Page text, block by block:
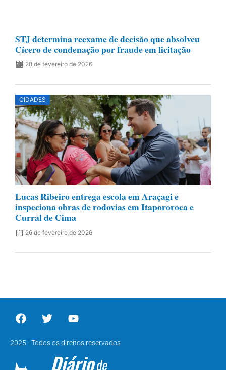
STJ determina reexame de decisão que absolveu
Cícero de condenação por fraude em licitação
28 de fevereiro de 2026
CIDADES
Lucas Ribeiro entrega escola em Araçagi e
inspeciona obras de rodovias em Itapororoca e
Curral de Cima
26 de fevereiro de 2026
2025 - Todos os direitos reservados